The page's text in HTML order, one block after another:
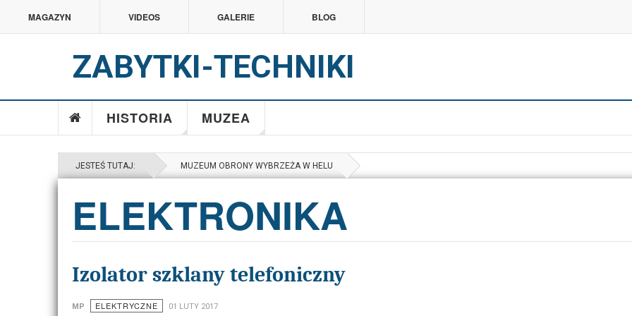
MAGAZYN VIDEOS GALERIE BLOG
ZABYTKI-TECHNIKI
HISTORIA MUZEA
JESTEŚ TUTAJ: MUZEUM OBRONY WYBRZEŻA W HELU
ELEKTRONIKA
Izolator szklany telefoniczny
MP ELEKTRYCZNE 01 LUTY 2017